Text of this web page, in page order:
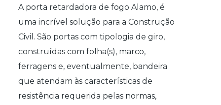
A porta retardadora de fogo Alamo, é
uma incrível solução para a Construção
Civil. São portas com tipologia de giro,
construídas com folha(s), marco,
ferragens e, eventualmente, bandeira
que atendam às características de
resistência requerida pelas normas,